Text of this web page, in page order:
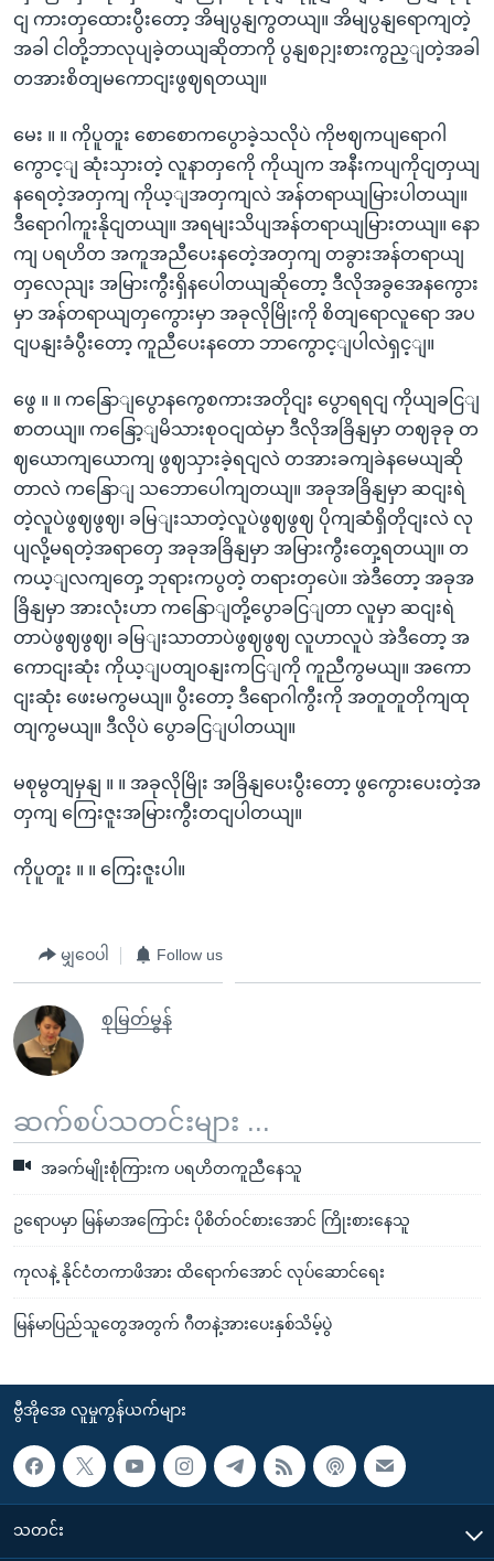
ငျ ကားတှထေားပွီးတော့ အိမျပွနျကွတယျ။ အိမျပွနျရောကျတဲ့
အခါ ငါတို့ဘာလုပျခဲ့တယျဆိုတာကို ပွနျစဉျးစားကွည့ျတဲ့အခါ
တအားစိတျမကောငျးဖွဈရတယျ။
မေး ။ ။ ကိုပူတူး စောစောကပွောခဲ့သလိုပဲ ကိုဗဈကပျရောဂါ
ကွောင့ျ ဆုံးသှားတဲ့ လူနာတှကေို ကိုယျက အနီးကပျကိုငျတှယျ
နရေတဲ့အတှကျ ကိုယ့ျအတှကျလဲ အန်တရာယျမြားပါတယျ။
ဒီရောဂါကူးနိုငျတယျ။ အရမျးသိပျအန်တရာယျမြားတယျ။ နော
ကျ ပရဟိတ အကူအညီပေးနတေဲ့အတှကျ တခွားအန်တရာယျ
တှလေညျး အမြားကွီးရှိနပေါတယျဆိုတော့ ဒီလိုအခွအေနကွေား
မှာ အန်တရာယျတှကွေားမှာ အခုလိုမြိုးကို စိတျရောလူရော အပ
ငျပနျးခံပွီးတော့ ကူညီပေးနတော ဘာကွောင့ျပါလဲရှင့ျ။
ဖွေ ။ ။ ကနြောျပွောနကွေစကားအတိုငျး ပွောရရငျ ကိုယျခငြျ
စာတယျ။ ကနြော့ျမိသားစုဝငျထဲမှာ ဒီလိုအခြိနျမှာ တဈခုခု တ
ဈယောကျယောကျ ဖွဈသှားခဲ့ရငျလဲ တအားခကျခဲနမေယျဆို
တာလဲ ကနြောျ သဘောပေါကျတယျ။ အခုအခြိနျမှာ ဆငျးရဲ
တဲ့လူပဲဖွဈဖွဈ၊ ခမြျးသာတဲ့လူပဲဖွဈဖွဈ ပိုကျဆံရှိတိုငျးလဲ လု
ပျလို့မရတဲ့အရာတှေ အခုအခြိနျမှာ အမြားကွီးတှေ့ရတယျ။ တ
ကယ့ျလကျတှေ့ ဘုရားကပွတဲ့ တရားတှပေဲ။ အဲဒီတော့ အခုအ
ခြိနျမှာ အားလုံးဟာ ကနြောျတို့ပွောခငြျတာ လူမှာ ဆငျးရဲ
တာပဲဖွဈဖွဈ၊ ခမြျးသာတာပဲဖွဈဖွဈ လူဟာလူပဲ အဲဒီတော့ အ
ကောငျးဆုံး ကိုယ့ျပတျဝနျးကငြျကို ကူညီကွမယျ။ အကော
ငျးဆုံး ဖေးမကွမယျ။ ပွီးတော့ ဒီရောဂါကွီးကို အတူတူတိုကျထု
တျကွမယျ။ ဒီလိုပဲ ပွောခငြျပါတယျ။
မစုမွတျမှနျ ။ ။ အခုလိုမြိုး အခြိနျပေးပွီးတော့ ဖွကွေားပေးတဲ့အ
တှကျ ကြေးဇူးအမြားကွီးတငျပါတယျ။
ကိုပူတူး ။ ။ ကြေးဇူးပါ။
မျှဝေပါ Follow us
စုမြတ်မွန်
ဆက်စပ်သတင်းများ ...
အခက်မျိုးစုံကြားက ပရဟိတကူညီနေသူ
ဥရောပမှာ မြန်မာအကြောင်း ပိုစိတ်ဝင်စားအောင် ကြိုးစားနေသူ
ကုလနဲ့ နိုင်ငံတကာဖိအား ထိရောက်အောင် လုပ်ဆောင်ရေး
မြန်မာပြည်သူတွေအတွက် ဂီတနဲ့အားပေးနှစ်သိမ့်ပွဲ
ဗွီအိုအေ လူမှုကွန်ယက်များ
သတင်း